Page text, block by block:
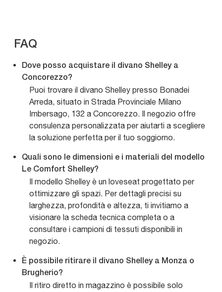
FAQ
Dove posso acquistare il divano Shelley a
Concorezzo?
Puoi trovare il divano Shelley presso Bonadei
Arreda, situato in Strada Provinciale Milano
Imbersago, 132 a Concorezzo. Il negozio offre
consulenza personalizzata per aiutarti a scegliere
la soluzione perfetta per il tuo soggiorno.
Quali sono le dimensioni e i materiali del modello
Le Comfort Shelley?
Il modello Shelley è un loveseat progettato per
ottimizzare gli spazi. Per dettagli precisi su
larghezza, profondità e altezza, ti invitiamo a
visionare la scheda tecnica completa o a
consultare i campioni di tessuti disponibili in
negozio.
È possibile ritirare il divano Shelley a Monza o
Brugherio?
Il ritiro diretto in magazzino è possibile solo